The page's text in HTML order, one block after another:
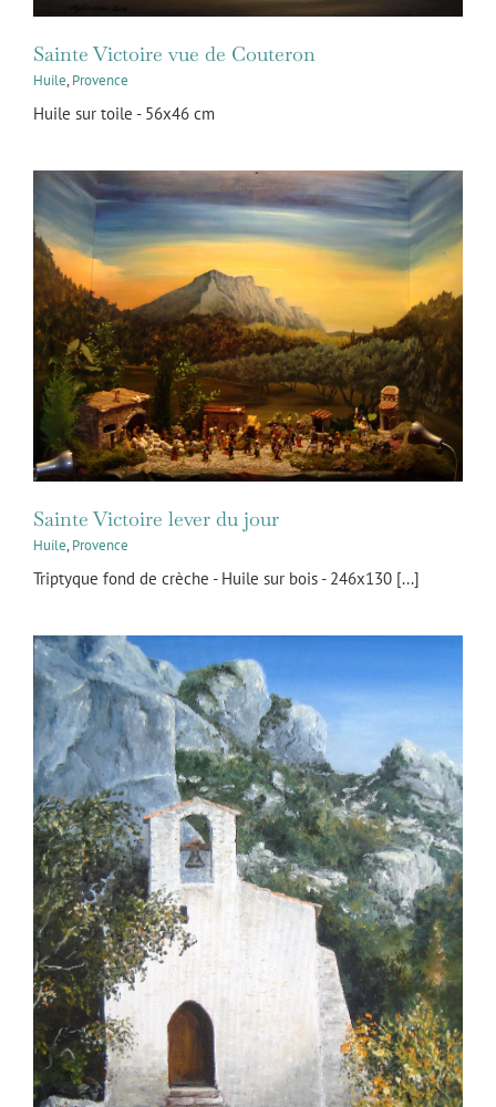
Sainte Victoire vue de Couteron
Huile, Provence
Huile sur toile - 56x46 cm
Sainte Victoire lever du jour
Huile, Provence
Triptyque fond de crèche - Huile sur bois - 246x130 [...]